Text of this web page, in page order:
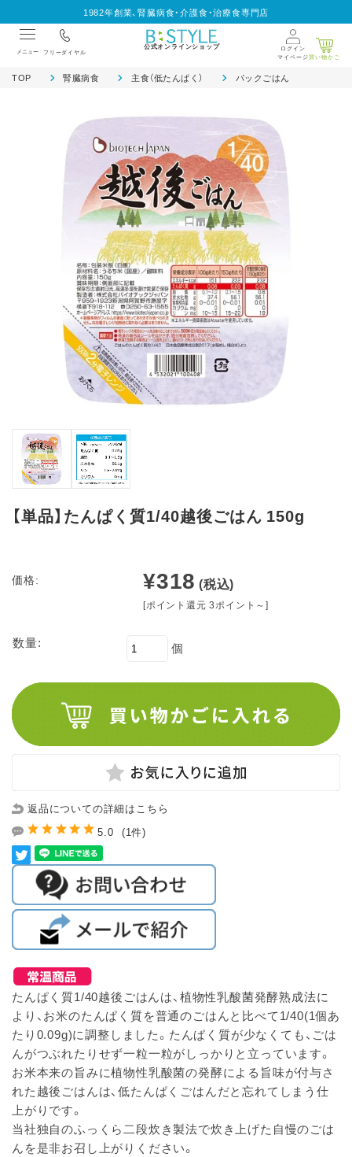
1982年創業、腎臓病食・介護食・治療食専門店
メニュー フリーダイヤル
公式オンラインショップ
ログイン
マイページ買い物かご
TOP 腎臓病食 主食（低たんぱく） パックごはん
【単品】たんぱく質1/40越後ごはん 150g
価格: ¥318 (税込)
[ポイント還元 3ポイント～]
数量: 個
返品についての詳細はこちら
5.0 (1件)
たんぱく質1/40越後ごはんは、植物性乳酸菌発酵熟成法に
より、お米のたんぱく質を普通のごはんと比べて1/40(1個あ
たり0.09g)に調整しました。たんぱく質が少なくても、ごは
んがつぶれたりせず一粒一粒がしっかりと立っています。
お米本来の旨みに植物性乳酸菌の発酵による旨味が付与さ
れた越後ごはんは、低たんぱくごはんだと忘れてしまう仕
上がりです。
当社独自のふっくら二段炊き製法で炊き上げた自慢のごは
んを是非お召し上がりください。